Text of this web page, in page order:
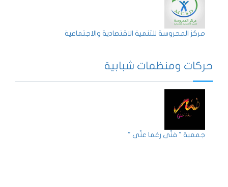
مركز المحروسة للتنمية الاقتصادية والاجتماعية
حركات ومنظمات شبابية
جمعية " فنّي رغما عنّي "